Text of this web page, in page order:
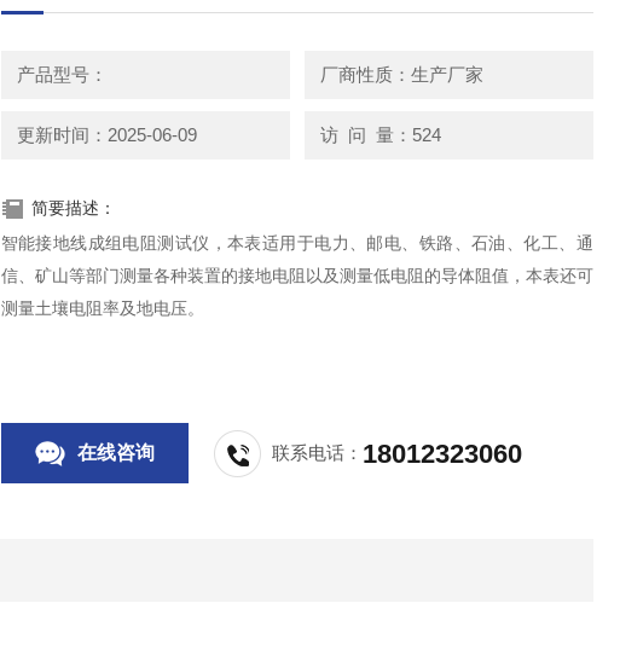
产品型号： 厂商性质：生产厂家
更新时间：2025-06-09 访 问 量：524
简要描述：
智能接地线成组电阻测试仪，本表适用于电力、邮电、铁路、石油、化工、通
信、矿山等部门测量各种装置的接地电阻以及测量低电阻的导体阻值，本表还可
测量土壤电阻率及地电压。
在线咨询 联系电话： 18012323060